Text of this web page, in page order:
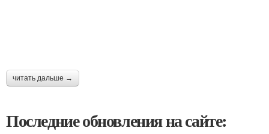
читать дальше →
Последние обновления на сайте: